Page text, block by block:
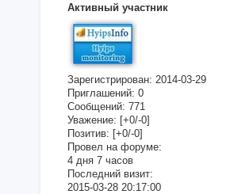
Активный участник
Зарегистрирован: 2014-03-29
Приглашений: 0
Сообщений: 771
Уважение: [+0/-0]
Позитив: [+0/-0]
Провел на форуме:
4 дня 7 часов
Последний визит:
2015-03-28 20:17:00